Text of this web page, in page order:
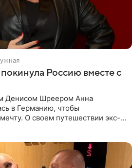
Россию вместе с
Денисом Шреером Анна
в Германию, чтобы
О своем путешествии экс-